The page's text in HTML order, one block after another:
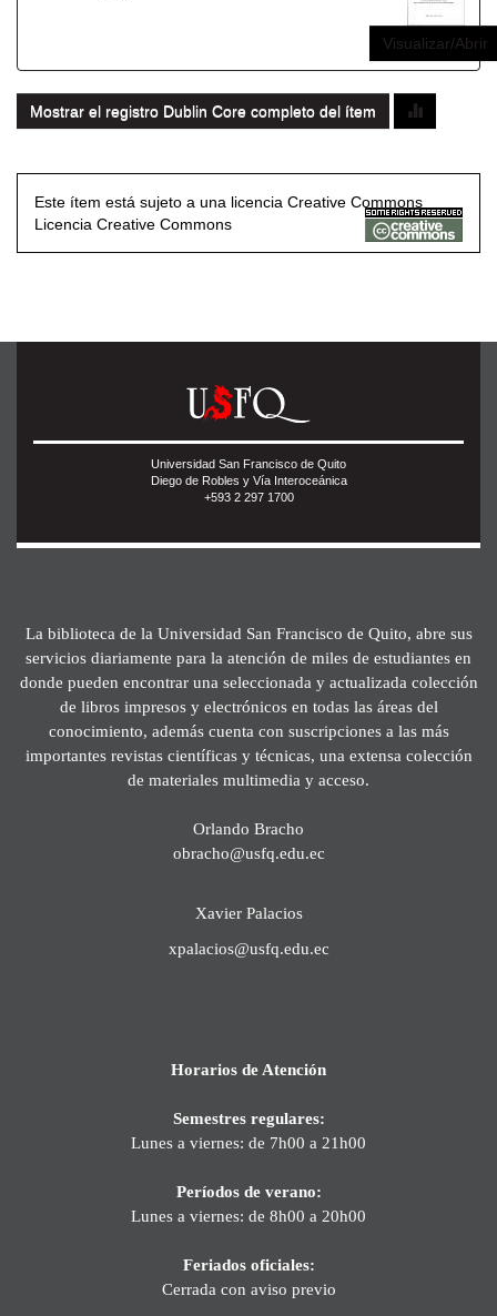
Visualizar/Abrir
Mostrar el registro Dublin Core completo del ítem
Este ítem está sujeto a una licencia Creative Commons
Licencia Creative Commons
Universidad San Francisco de Quito
Diego de Robles y Vía Interoceánica
+593 2 297 1700
La biblioteca de la Universidad San Francisco de Quito, abre sus
servicios diariamente para la atención de miles de estudiantes en
donde pueden encontrar una seleccionada y actualizada colección
de libros impresos y electrónicos en todas las áreas del
conocimiento, además cuenta con suscripciones a las más
importantes revistas científicas y técnicas, una extensa colección
de materiales multimedia y acceso.
Orlando Bracho
obracho@usfq.edu.ec
Xavier Palacios
xpalacios@usfq.edu.ec
Horarios de Atención
Semestres regulares:
Lunes a viernes: de 7h00 a 21h00
Períodos de verano:
Lunes a viernes: de 8h00 a 20h00
Feriados oficiales:
Cerrada con aviso previo